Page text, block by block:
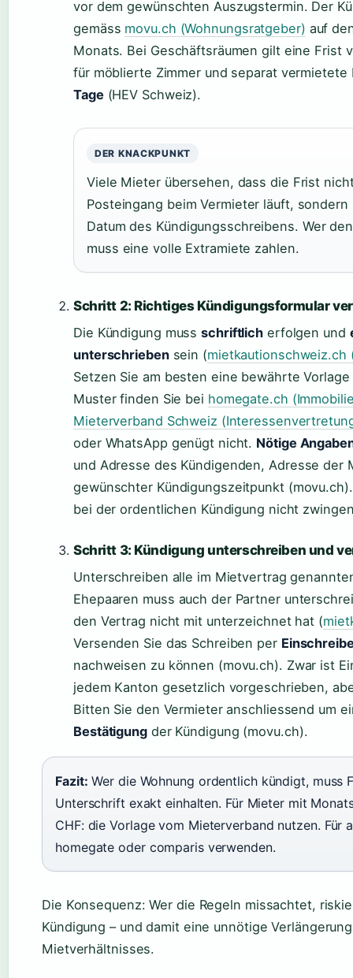
vor dem gewünschten Auszugstermin. Der
gemäss movu.ch (Wohnungsratgeber) auf
Monats. Bei Geschäftsräumen gilt eine Frist
für möblierte Zimmer und separat
Tage(HEV Schweiz).
DER KNACKPUNKT
Viele Mieter übersehen, dass die Frist
Posteingang beim Vermieter läuft,
Datum des Kündigungsschreibens. Wer
muss eine volle Extramiete zahlen.
Schritt 2: Richtiges Kündigungsformular
Die Kündigung mussschriftlich erfolgen und
unterschriebensein (mietkautionschweiz.ch
Setzen Sie am besten eine bewährte
Muster finden Sie bei homegate.ch
Mieterverband Schweiz
oder WhatsApp genügt nicht. Nötige
und Adresse des Kündigenden, Adresse der
gewünschter Kündigungszeitpunkt
bei der ordentlichen Kündigung nicht
Schritt 3: Kündigung unterschreiben und
Unterschreiben alle im Mietvertrag
Ehepaaren muss auch der Partner
den Vertrag nicht mit unterzeichnet hat (
Versenden Sie das Schreiben per
nachweisen zu können (movu.ch). Zwar ist
jedem Kanton gesetzlich vorgeschrieben,
Bitten Sie den Vermieter anschliessend um
Bestätigungder Kündigung (movu.ch).
Fazit: Wer die Wohnung ordentlich kündigt, muss
Unterschrift exakt einhalten. Für Mieter mit
CHF: die Vorlage vom Mieterverband nutzen. Für
homegate oder comparis verwenden.
Die Konsequenz: Wer die Regeln missachtet,
Kündigung – und damit eine unnötige
Mietverhältnisses.